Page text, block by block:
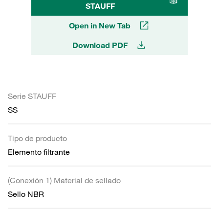
STAUFF
Open in New Tab
Download PDF
Serie STAUFF
SS
Tipo de producto
Elemento filtrante
(Conexión 1) Material de sellado
Sello NBR